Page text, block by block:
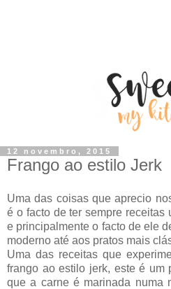
12 novembro, 2015
Frango ao estilo Jerk
Uma das coisas que aprecio
é o facto de ter sempre receitas
e principalmente o facto de ele
moderno até aos pratos mais
Uma das receitas que
frango ao estilo jerk, este é um
que a carne é marinada numa